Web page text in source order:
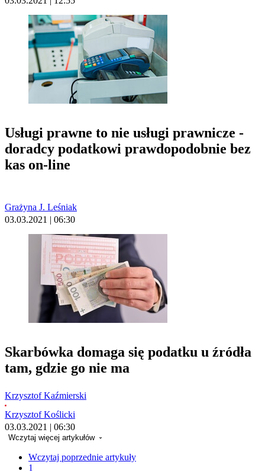
Usługi prawne to nie usługi prawnicze -
doradcy podatkowi prawdopodobnie bez
kas on-line
Grażyna J. Leśniak
03.03.2021 | 06:30
Skarbówka domaga się podatku u źródła
tam, gdzie go nie ma
Krzysztof Kaźmierski
Krzysztof Koślicki
03.03.2021 | 06:30
Wczytaj więcej artykułów
Wczytaj poprzednie artykuły
1